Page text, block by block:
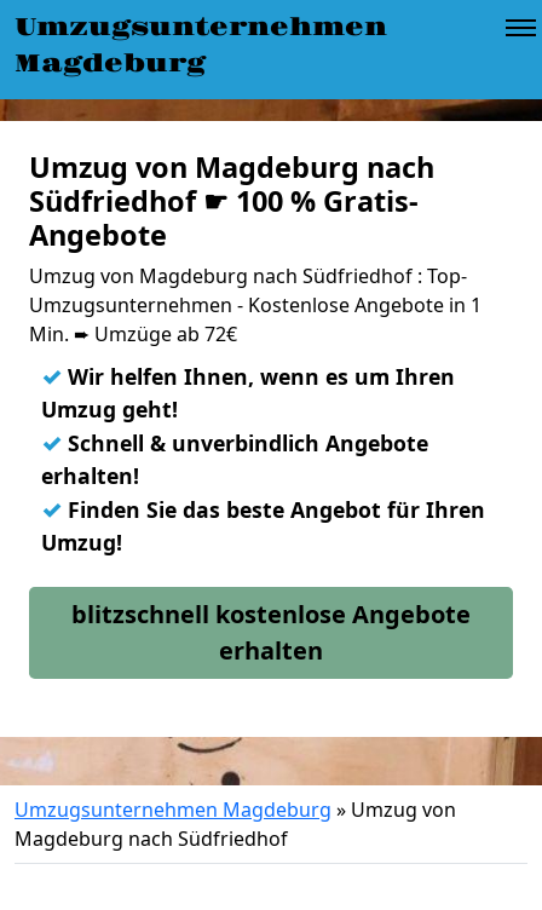
Umzugsunternehmen
Magdeburg
Umzug von Magdeburg nach
Südfriedhof ☛ 100 % Gratis-
Angebote
Umzug von Magdeburg nach Südfriedhof : Top-
Umzugsunternehmen - Kostenlose Angebote in 1
Min. ➨ Umzüge ab 72€
✓ Wir helfen Ihnen, wenn es um Ihren
Umzug geht!
✓ Schnell & unverbindlich Angebote
erhalten!
✓ Finden Sie das beste Angebot für Ihren
Umzug!
blitzschnell kostenlose Angebote
erhalten
Umzugsunternehmen Magdeburg » Umzug von
Magdeburg nach Südfriedhof